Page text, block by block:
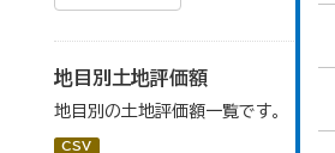
地目別土地評価額
地目別の土地評価額一覧です。
CSV